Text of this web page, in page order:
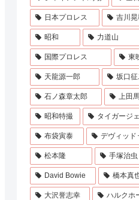
日本プロレス 吉川晃
昭和 力道山
国際プロレス 東
天龍源一郎 坂口征
石ノ森章太郎 上田
昭和特撮 タイガージ
布袋寅泰 デヴィッド
松本隆 手塚治虫
David Bowie 橋本真
大沢誉志幸 ハルクホ